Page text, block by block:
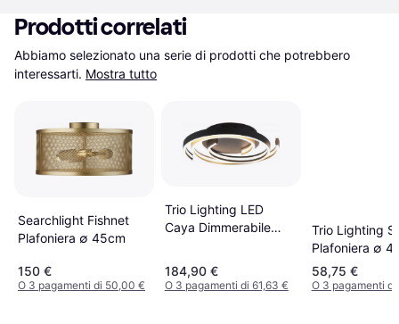
Prodotti correlati
Abbiamo selezionato una serie di prodotti che potrebbero
interessarti. Mostra tutto
Searchlight Fishnet
Plafoniera ∅ 45cm
150 €
O 3 pagamenti di 50,00 €
Trio Lighting LED
Caya Dimmerabile
Plafoniera
184,90 €
O 3 pagamenti di 61,63 €
Trio Lighting
Plafoniera ∅
58,75 €
O 3 pagamenti di